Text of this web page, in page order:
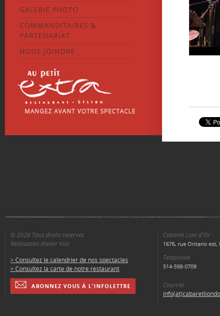
GALERIE PHOTO
COMMANDITAIRES &
PARTENARIAT
NOUS JOINDRE
© 2026 Tous droits réservés
Réalisation Atelier Voir
> Consultez le calendrier de nos spectacles
> Consultez la carte de notre restaurant
ABONNEZ VOUS À L'INFOLETTRE
Cabaret Lion d'Or :
1676, rue Ontario est,
Téléphone
514-598-0709
Courriel